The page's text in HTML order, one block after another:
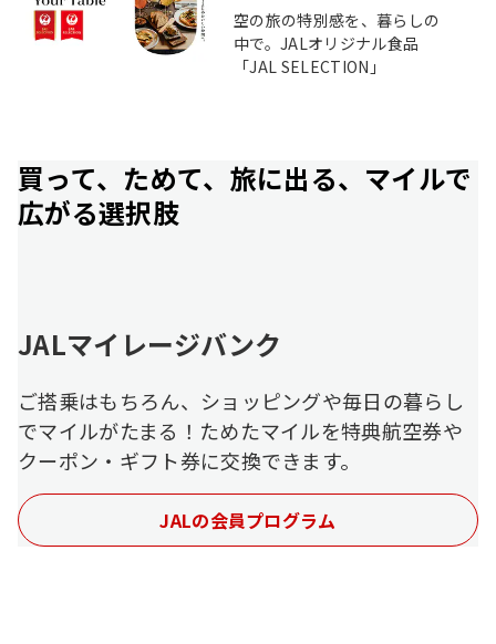
空の旅の特別感を、暮らしの
中で。JALオリジナル食品
「JAL SELECTION」
買って、ためて、旅に出る、マイルで
広がる選択肢
JALマイレージバンク
ご搭乗はもちろん、ショッピングや毎日の暮らし
でマイルがたまる！ためたマイルを特典航空券や
クーポン・ギフト券に交換できます。
JALの会員プログラム